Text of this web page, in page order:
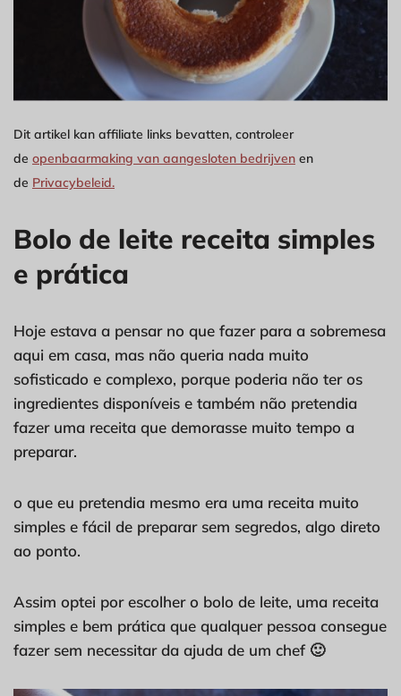
Dit artikel kan affiliate links bevatten, controleer
de openbaarmaking van aangesloten bedrijven en
de Privacybeleid.
Bolo de leite receita simples
e prática
Hoje estava a pensar no que fazer para a sobremesa
aqui em casa, mas não queria nada muito
sofisticado e complexo, porque poderia não ter os
ingredientes disponíveis e também não pretendia
fazer uma receita que demorasse muito tempo a
preparar.
o que eu pretendia mesmo era uma receita muito
simples e fácil de preparar sem segredos, algo direto
ao ponto.
Assim optei por escolher o bolo de leite, uma receita
simples e bem prática que qualquer pessoa consegue
fazer sem necessitar da ajuda de um chef 🙂